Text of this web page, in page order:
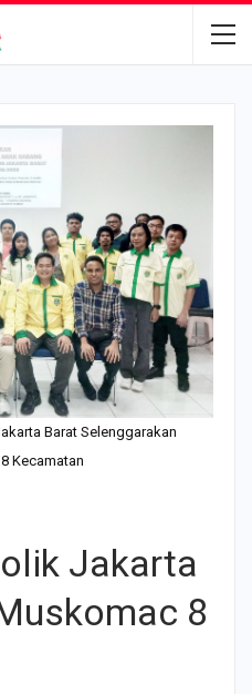
Barat Selenggarakan
Kecamatan
Jakarta
8